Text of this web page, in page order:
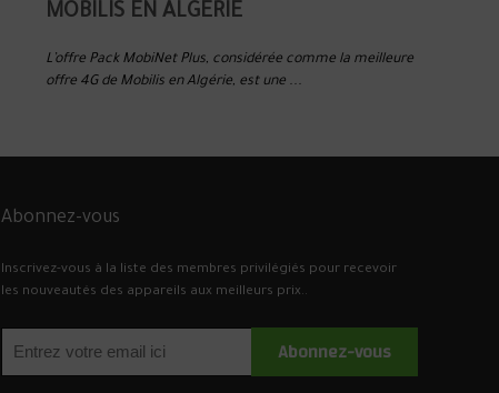
MOBILIS EN ALGÉRIE
L’offre Pack MobiNet Plus, considérée comme la meilleure
offre 4G de Mobilis en Algérie, est une ...
Abonnez-vous
Inscrivez-vous à la liste des membres privilégiés pour recevoir
les nouveautés des appareils aux meilleurs prix..